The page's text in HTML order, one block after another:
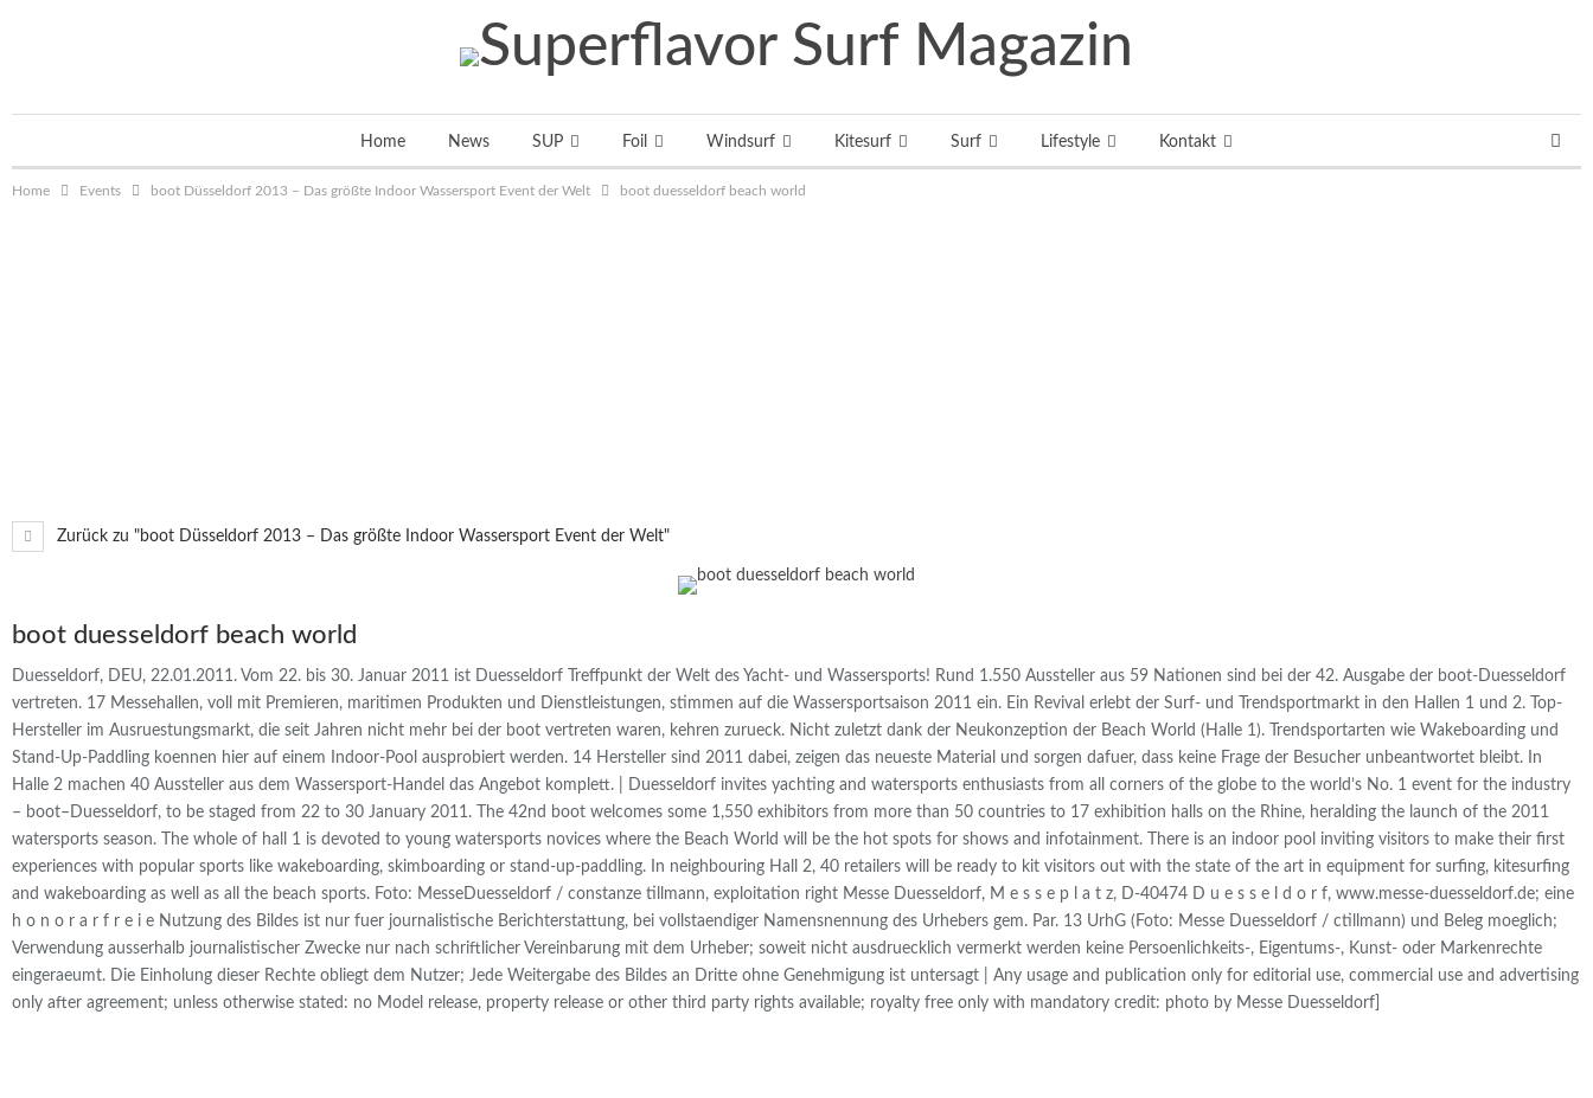
Home News SUP Foil Windsurf Kitesurf Surf Lifestyle Kontakt
Home Events boot Düsseldorf 2013 – Das größte Indoor Wassersport Event der Welt boot duesseldorf beach world
Zurück zu "boot Düsseldorf 2013 – Das größte Indoor Wassersport Event der Welt"
boot duesseldorf beach world
Duesseldorf, DEU, 22.01.2011. Vom 22. bis 30. Januar 2011 ist Duesseldorf Treffpunkt der Welt des Yacht- und Wassersports! Rund 1.550 Aussteller aus 59 Nationen sind bei der 42. Ausgabe der boot-Duesseldorf
vertreten. 17 Messehallen, voll mit Premieren, maritimen Produkten und Dienstleistungen, stimmen auf die Wassersportsaison 2011 ein. Ein Revival erlebt der Surf- und Trendsportmarkt in den Hallen 1 und 2. Top-
Hersteller im Ausruestungsmarkt, die seit Jahren nicht mehr bei der boot vertreten waren, kehren zurueck. Nicht zuletzt dank der Neukonzeption der Beach World (Halle 1). Trendsportarten wie Wakeboarding und
Stand-Up-Paddling koennen hier auf einem Indoor-Pool ausprobiert werden. 14 Hersteller sind 2011 dabei, zeigen das neueste Material und sorgen dafuer, dass keine Frage der Besucher unbeantwortet bleibt. In
Halle 2 machen 40 Aussteller aus dem Wassersport-Handel das Angebot komplett. | Duesseldorf invites yachting and watersports enthusiasts from all corners of the globe to the world’s No. 1 event for the industry
– boot–Duesseldorf, to be staged from 22 to 30 January 2011. The 42nd boot welcomes some 1,550 exhibitors from more than 50 countries to 17 exhibition halls on the Rhine, heralding the launch of the 2011
watersports season. The whole of hall 1 is devoted to young watersports novices where the Beach World will be the hot spots for shows and infotainment. There is an indoor pool inviting visitors to make their first
experiences with popular sports like wakeboarding, skimboarding or stand-up-paddling. In neighbouring Hall 2, 40 retailers will be ready to kit visitors out with the state of the art in equipment for surfing, kitesurfing
and wakeboarding as well as all the beach sports. Foto: MesseDuesseldorf / constanze tillmann, exploitation right Messe Duesseldorf, M e s s e p l a t z, D-40474 D u e s s e l d o r f, www.messe-duesseldorf.de; eine
h o n o r a r f r e i e Nutzung des Bildes ist nur fuer journalistische Berichterstattung, bei vollstaendiger Namensnennung des Urhebers gem. Par. 13 UrhG (Foto: Messe Duesseldorf / ctillmann) und Beleg moeglich;
Verwendung ausserhalb journalistischer Zwecke nur nach schriftlicher Vereinbarung mit dem Urheber; soweit nicht ausdruecklich vermerkt werden keine Persoenlichkeits-, Eigentums-, Kunst- oder Markenrechte
eingeraeumt. Die Einholung dieser Rechte obliegt dem Nutzer; Jede Weitergabe des Bildes an Dritte ohne Genehmigung ist untersagt | Any usage and publication only for editorial use, commercial use and advertising
only after agreement; unless otherwise stated: no Model release, property release or other third party rights available; royalty free only with mandatory credit: photo by Messe Duesseldorf]